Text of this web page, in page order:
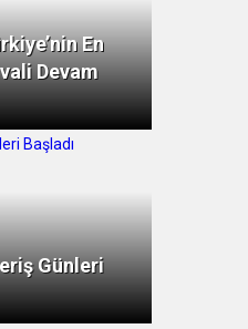
En
Devam
Günleri